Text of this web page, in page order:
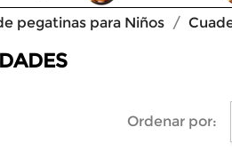
pegatinas para Niños
Ordenar por: